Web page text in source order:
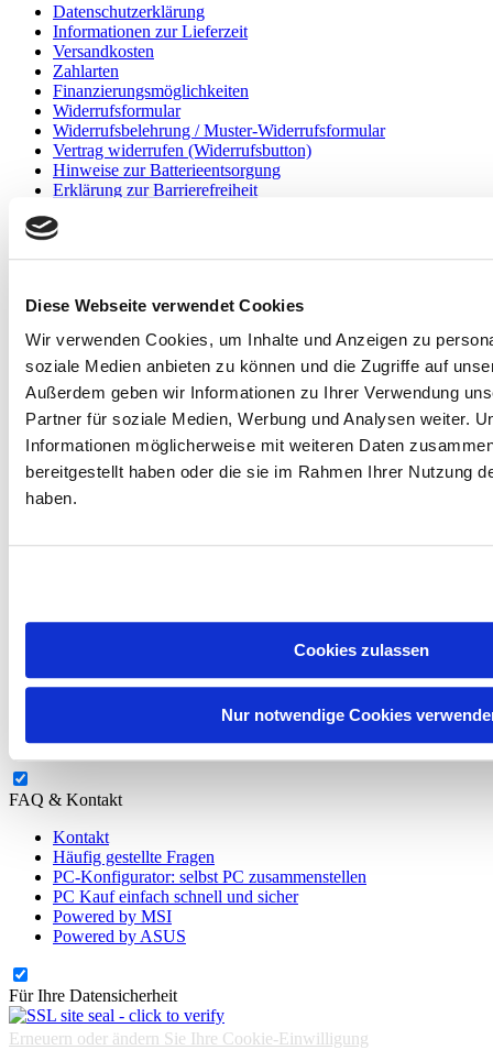
Diese Webseite verwendet Cookies
Wir verwenden Cookies, um Inhalte und Anzeigen zu
soziale Medien anbieten zu können und die Zugriffe auf
Außerdem geben wir Informationen zu Ihrer Verwendung
Partner für soziale Medien, Werbung und Analysen weiter.
Informationen möglicherweise mit weiteren Daten
bereitgestellt haben oder die sie im Rahmen Ihrer Nutzung
haben.
Cookies zulassen
Nur notwendige Cookies
Datenschutzerklärung
Informationen zur Lieferzeit
Versandkosten
Zahlarten
Finanzierungsmöglichkeiten
Widerrufsformular
Widerrufsbelehrung / Muster-Widerrufsformular
Vertrag widerrufen (Widerrufsbutton)
Hinweise zur Batterieentsorgung
Erklärung zur Barrierefreiheit
Gaming PC mit RTX 5090
Gaming PC mit RTX 5070 und 5070-Ti
Gaming PC mit RTX 5060 und 5060-Ti
Gaming PC mit AMD Radeon RX 9000 Serie
Workstation PCs mit NVIDIA RTX PRO
AMD Ryzen 9000
AMD Ryzen 7000
AMD Ryzen 5000
Intel Arrow Lake 15
Intel Raptor Lake S 14
Mini Gaming und Workstation PCs
PUBG Gaming PC kaufen
Black Winter Deals
FAQ & Kontakt
Kontakt
Häufig gestellte Fragen
PC-Konfigurator: selbst PC zusammenstellen
PC Kauf einfach schnell und sicher
Powered by MSI
Powered by ASUS
Für Ihre Datensicherheit
Erneuern oder ändern Sie Ihre Cookie-Einwilligung